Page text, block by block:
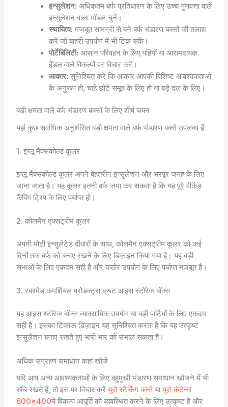
इन्सुलेशन: अधिकतम बर्फ प्रतिधारण के लिए उच्च गुणवत्ता वाले
इन्सुलेशन वाला मॉडल चुनें।
स्थायित्व: मजबूत सामग्री से बने बर्फ भंडारण बक्सों की तलाश
करें जो बाहरी उपयोग में भी टिक सकें।
पोर्टेबिलिटी: आसान परिवहन के लिए पहियों या आरामदायक
हैंडल वाले विकल्पों पर विचार करें।
आकार: सुनिश्चित करें कि आकार आपकी विशिष्ट आवश्यकताओं
के अनुरूप हो, चाहे छोटे समूह के लिए हो या बड़े दल के लिए।
बड़ी क्षमता वाले बर्फ भंडारण बक्सों के लिए शीर्ष चयन
यहां कुछ सर्वाधिक अनुशंसित बड़ी क्षमता वाले बर्फ भंडारण बक्से उपलब्ध हैं:
1. इग्लू मैक्सकोल्ड कूलर
इग्लू मैक्सकोल्ड कूलर अपने बेहतरीन इन्सुलेशन और भरपूर जगह के लिए
जाना जाता है। यह कूलर इतनी बर्फ जमा कर सकता है कि यह पूरे वीकेंड
कैंपिंग ट्रिप के लिए पर्याप्त हो।
2. कोलमैन एक्सट्रीम कूलर
अपनी मोटी इन्सुलेटेड दीवारों के साथ, कोलमैन एक्सट्रीम कूलर को कई
दिनों तक बर्फ को बनाए रखने के लिए डिज़ाइन किया गया है। यह बड़ी
सभाओं के लिए एकदम सही है और कठोर उपयोग के लिए पर्याप्त मजबूत है।
3. रबरमेड कमर्शियल प्रोडक्ट्स ब्रूट आइस स्टोरेज बॉक्स
यह आइस स्टोरेज बॉक्स व्यावसायिक उपयोग या बड़ी पार्टियों के लिए एकदम
सही है। इसका टिकाऊ डिज़ाइन यह सुनिश्चित करता है कि यह उत्कृष्ट
इन्सुलेशन बनाए रखते हुए भारी भार को संभाल सकता है।
अधिक संग्रहण समाधान कहां खोजें
यदि आप अन्य आवश्यकताओं के लिए बहुमुखी भंडारण समाधान खोजने में भी
रुचि रखते हैं, तो इस पर विचार करेंयूरो स्टैकिंग बक्सेयायूरो कंटेनर
600×400ये विकल्प आपूर्ति को व्यवस्थित करने के लिए उत्कृष्ट हैं और